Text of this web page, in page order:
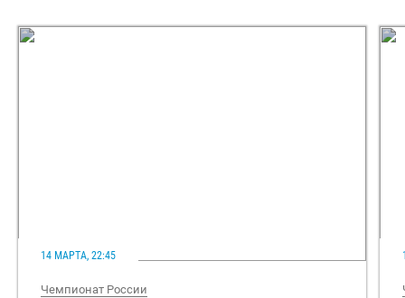
14 МАРТА, 22:45
Чемпионат России